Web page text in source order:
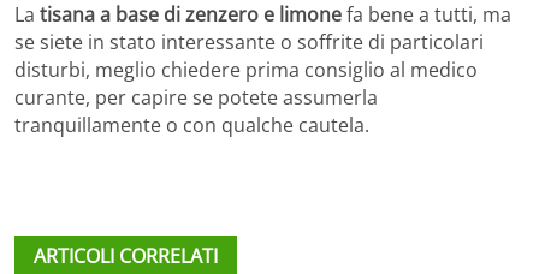
La tisana a base di zenzero e limonefa bene a tutti, ma
se siete in stato interessante o soffrite di particolari
disturbi, meglio chiedere prima consiglio al medico
curante, per capire se potete assumerla
tranquillamente o con qualche cautela.
ARTICOLI CORRELATI